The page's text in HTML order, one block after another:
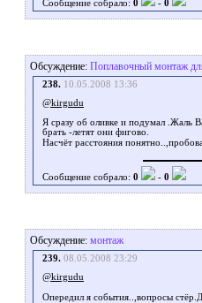
Сообщение собрало: 0 - 0
Обсуждение: Поплавочный монтаж
238. 10.05.2008 13:36
@kirgudu
Я сразу об оливке и подумал .Жаль
брать -летят они фигово.
Насчёт расстояния
Сообщение собрало: 0 - 0
Обсуждение: монтаж
239. 08.05.2008 23:29
@kirgudu
Опередил я события..,вопросы